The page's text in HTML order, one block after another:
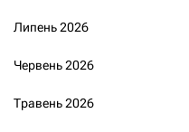
Липень 2026
Червень 2026
Травень 2026